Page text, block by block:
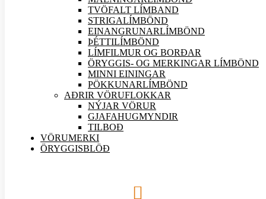
TVÖFALT LÍMBAND
STRIGALÍMBÖND
EINANGRUNARLÍMBÖND
ÞÉTTILÍMBÖND
LÍMFILMUR OG BORÐAR
ÖRYGGIS- OG MERKINGAR LÍMBÖND
MINNI EININGAR
PÖKKUNARLÍMBÖND
AÐRIR VÖRUFLOKKAR
NÝJAR VÖRUR
GJAFAHUGMYNDIR
TILBOÐ
VÖRUMERKI
ÖRYGGISBLÖÐ
